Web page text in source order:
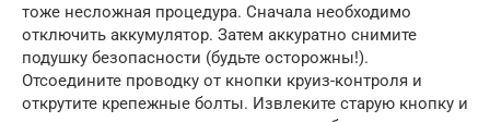
тоже несложная процедура. Сначала необходимо
отключить аккумулятор. Затем аккуратно снимите
подушку безопасности (будьте осторожны!).
Отсоедините проводку от кнопки круиз-контроля и
открутите крепежные болты. Извлеките старую кнопку и